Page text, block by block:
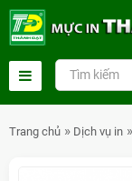
Trang chủ Dịch vụ in